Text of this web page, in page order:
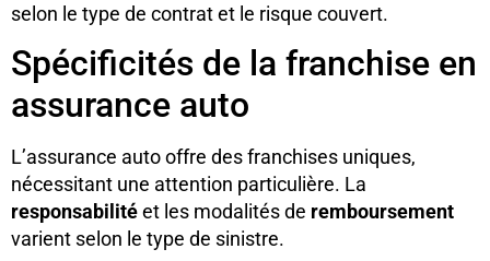
selon le type de contrat et le risque couvert.
Spécificités de la franchise en
assurance auto
L’assurance auto offre des franchises uniques,
nécessitant une attention particulière. La
responsabilitéet les modalités de remboursement
varient selon le type de sinistre.